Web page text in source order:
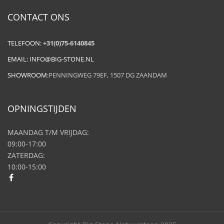
CONTACT ONS
TELEFOON:+31(0)75-6140845
EMAIL: INFO@BIG-STONE.NL
SHOWROOM:PENNINGWEG 79EF, 1507 DG ZAANDAM
OPNINGSTIJDEN
MAANDAG T/M VRIJDAG:
09:00-17:00
ZATERDAG:
10:00-15:00